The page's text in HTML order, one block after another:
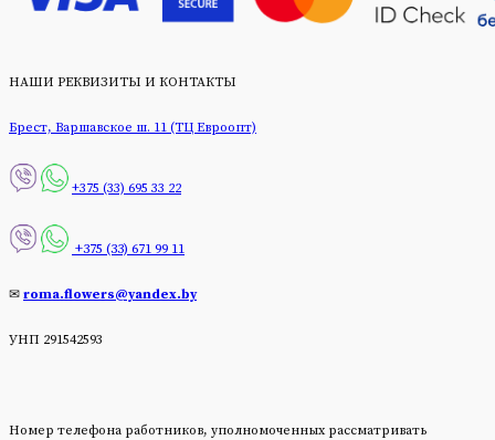
НАШИ РЕКВИЗИТЫ И КОНТАКТЫ
Брест, Варшавское ш. 11 (ТЦ Евроопт)
+375 (33) 695 33 22
+375 (33) 671 99 11
✉ roma.flowers@yandex.by
УНП 291542593
Номер телефона работников, уполномоченных рассматривать